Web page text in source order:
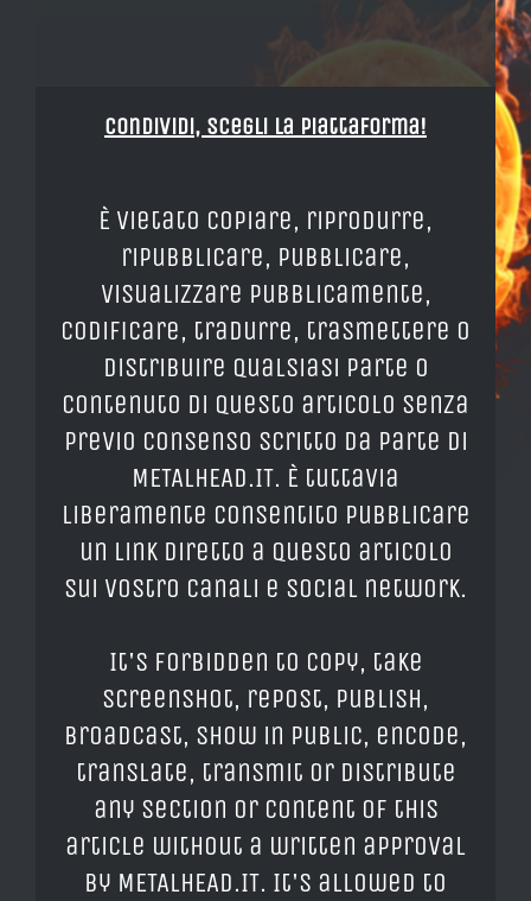
Condividi, Scegli la piattaforma!
È vietato copiare, riprodurre,
ripubblicare, pubblicare,
visualizzare pubblicamente,
codificare, tradurre, trasmettere o
distribuire qualsiasi parte o
contenuto di questo articolo senza
previo consenso scritto da parte di
METALHEAD.IT. È tuttavia
liberamente consentito pubblicare
un link diretto a questo articolo
sui vostro canali e social network.
It's forbidden to copy, take
screenshot, repost, publish,
broadcast, show in public, encode,
translate, transmit or distribute
any section or content of this
article without a written approval
by METALHEAD.IT. It's allowed to